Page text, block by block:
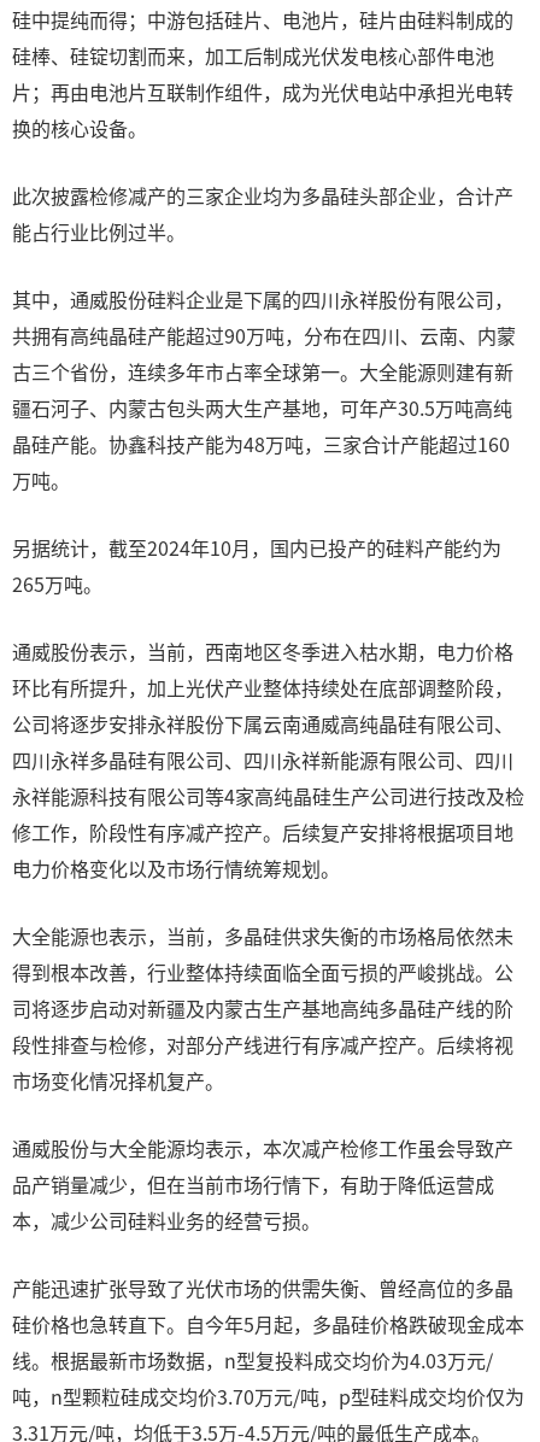
硅中提纯而得；中游包括硅片、电池片，硅片由硅料制成的
硅棒、硅锭切割而来，加工后制成光伏发电核心部件电池
片；再由电池片互联制作组件，成为光伏电站中承担光电转
换的核心设备。
此次披露检修减产的三家企业均为多晶硅头部企业，合计产
能占行业比例过半。
其中，通威股份硅料企业是下属的四川永祥股份有限公司，
共拥有高纯晶硅产能超过90万吨，分布在四川、云南、内蒙
古三个省份，连续多年市占率全球第一。大全能源则建有新
疆石河子、内蒙古包头两大生产基地，可年产30.5万吨高纯
晶硅产能。协鑫科技产能为48万吨，三家合计产能超过160
万吨。
另据统计，截至2024年10月，国内已投产的硅料产能约为
265万吨。
通威股份表示，当前，西南地区冬季进入枯水期，电力价格
环比有所提升，加上光伏产业整体持续处在底部调整阶段，
公司将逐步安排永祥股份下属云南通威高纯晶硅有限公司、
四川永祥多晶硅有限公司、四川永祥新能源有限公司、四川
永祥能源科技有限公司等4家高纯晶硅生产公司进行技改及检
修工作，阶段性有序减产控产。后续复产安排将根据项目地
电力价格变化以及市场行情统筹规划。
大全能源也表示，当前，多晶硅供求失衡的市场格局依然未
得到根本改善，行业整体持续面临全面亏损的严峻挑战。公
司将逐步启动对新疆及内蒙古生产基地高纯多晶硅产线的阶
段性排查与检修，对部分产线进行有序减产控产。后续将视
市场变化情况择机复产。
通威股份与大全能源均表示，本次减产检修工作虽会导致产
品产销量减少，但在当前市场行情下，有助于降低运营成
本，减少公司硅料业务的经营亏损。
产能迅速扩张导致了光伏市场的供需失衡、曾经高位的多晶
硅价格也急转直下。自今年5月起，多晶硅价格跌破现金成本
线。根据最新市场数据，n型复投料成交均价为4.03万元/
吨，n型颗粒硅成交均价3.70万元/吨，p型硅料成交均价仅为
3.31万元/吨，均低于3.5万-4.5万元/吨的最低生产成本。